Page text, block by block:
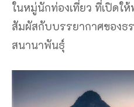
ในหมู่นักท่องเที่ยว ที่เปิดใ
สัมผัสกับบรรยากาศของธ
สนานาพันธุ์